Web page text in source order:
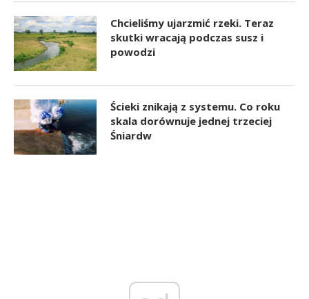
Chcieliśmy ujarzmić rzeki. Teraz
skutki wracają podczas susz i
powodzi
Ścieki znikają z systemu. Co roku
skala dorównuje jednej trzeciej
Śniardw